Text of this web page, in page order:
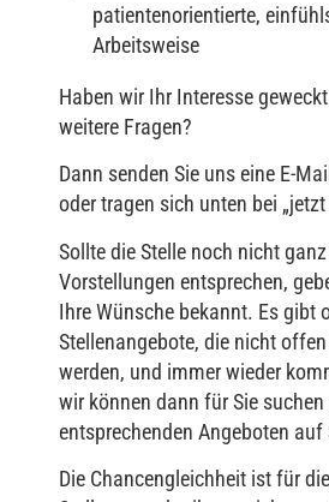
patientenorientierte,
Arbeitsweise
Haben wir Ihr Interesse
weitere Fragen?
Dann senden Sie uns eine E-
oder tragen sich unten bei „jetzt
Sollte die Stelle noch nicht
Vorstellungen entsprechen,
Ihre Wünsche bekannt. Es gibt
Stellenangebote, die nicht
werden, und immer wieder
wir können dann für Sie suchen
entsprechenden Angeboten
Die Chancengleichheit ist für die